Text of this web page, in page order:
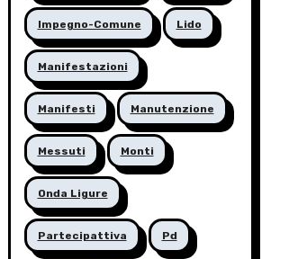
Impegno-Comune Lido
Manifestazioni
Manifesti Manutenzione
Messuti Monti
Onda Ligure
Partecipattiva Pd